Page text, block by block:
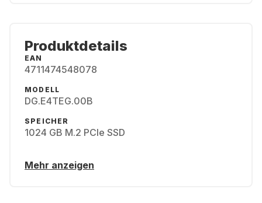
Produktdetails
EAN
4711474548078
MODELL
DG.E4TEG.00B
SPEICHER
1024 GB M.2 PCIe SSD
Mehr anzeigen